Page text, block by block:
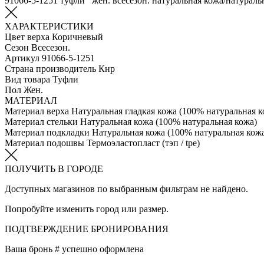
ХАРАКТЕРИСТИКИ
Цвет верха Коричневый
Сезон Всесезон.
Артикул 91066-5-1251
Страна производитель Кнр
Вид товара Туфли
Пол Жен.
МАТЕРИАЛ
Материал верха Натуральная гладкая кожа (100% натуральная
Материал стельки Натуральная кожа (100% натуральная кожа)
Материал подкладки Натуральная кожа (100% натуральная
Материал подошвы Термоэластопласт (тэп / tpe)
ПОЛУЧИТЬ В ГОРОДЕ
Доступных магазинов по выбранным фильтрам не найдено.
Попробуйте изменить город или размер.
ПОДТВЕРЖДЕНИЕ БРОНИРОВАНИЯ
Ваша бронь # успешно оформлена